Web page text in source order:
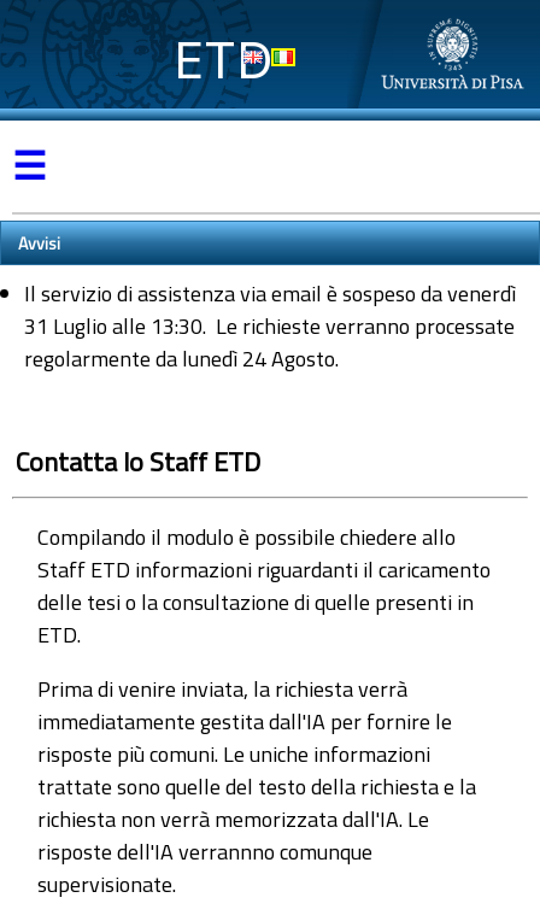
ETD
☰
Avvisi
Il servizio di assistenza via email è sospeso da venerdì
31 Luglio alle 13:30. Le richieste verranno processate
regolarmente da lunedì 24 Agosto.
Contatta lo Staff ETD
Compilando il modulo è possibile chiedere allo
Staff ETD informazioni riguardanti il caricamento
delle tesi o la consultazione di quelle presenti in
ETD.
Prima di venire inviata, la richiesta verrà
immediatamente gestita dall'IA per fornire le
risposte più comuni. Le uniche informazioni
trattate sono quelle del testo della richiesta e la
richiesta non verrà memorizzata dall'IA. Le
risposte dell'IA verrannno comunque
supervisionate.